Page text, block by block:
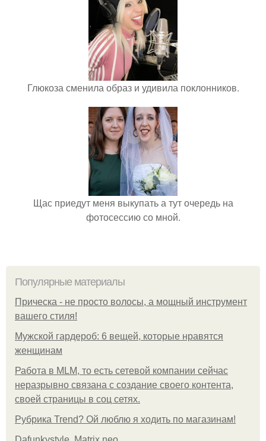
Глюкоза сменила образ и удивила поклонников.
Щас приедут меня выкупать а тут очередь на
фотосессию со мной.
Популярные материалы
Прическа - не просто волосы, а мощный инструмент
вашего стиля!
Мужской гардероб: 6 вещей, которые нравятся
женщинам
Работа в MLM, то есть сетевой компании сейчас
неразрывно связана с создание своего контента,
своей страницы в соц сетях.
Рубрика Trend? Ой люблю я ходить по магазинам!